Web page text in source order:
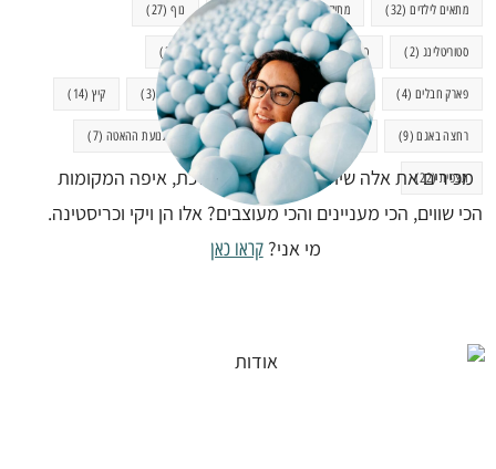
מתאים לילדים(32) מתוק(7) מתכונים(2) נוף(27)
סטוריטלינג (2) סיור(2) עיצוב(9) עם ילדים (29)
פארק חבלים (4) פסטיבלים(2) צ'ורוס(2) קיימות(3) קיץ(14)
רחצה באגם(9) תיירות בת קיימא(3) תנועת ההאטה (7)
תצפית(22)
מכירים את אלה שיודעות תמיד לאן ללכת, איפה המקומות
הכי שווים, הכי מעניינים והכי מעוצבים? אלו הן ויקי וכריסטינה.
מי אני?קראו כאן